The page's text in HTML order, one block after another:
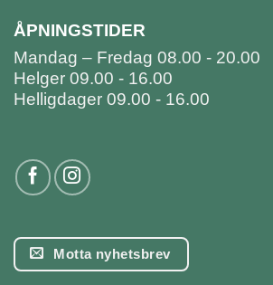
ÅPNINGSTIDER
Mandag – Fredag 08.00 - 20.00
Helger 09.00 - 16.00
Helligdager 09.00 - 16.00
Motta nyhetsbrev